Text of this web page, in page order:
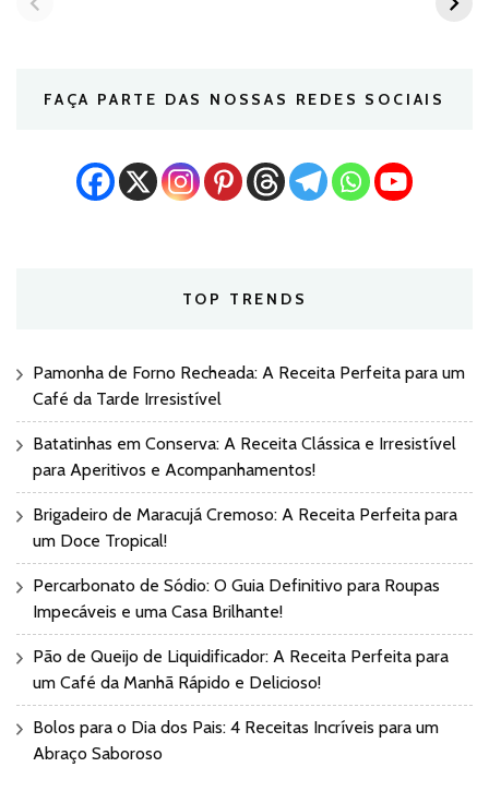
FAÇA PARTE DAS NOSSAS REDES SOCIAIS
TOP TRENDS
Pamonha de Forno Recheada: A Receita Perfeita para um
Café da Tarde Irresistível
Batatinhas em Conserva: A Receita Clássica e Irresistível
para Aperitivos e Acompanhamentos!
Brigadeiro de Maracujá Cremoso: A Receita Perfeita para
um Doce Tropical!
Percarbonato de Sódio: O Guia Definitivo para Roupas
Impecáveis e uma Casa Brilhante!
Pão de Queijo de Liquidificador: A Receita Perfeita para
um Café da Manhã Rápido e Delicioso!
Bolos para o Dia dos Pais: 4 Receitas Incríveis para um
Abraço Saboroso